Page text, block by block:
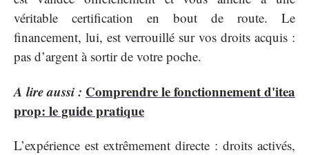
véritable certification en bout de route. Le
financement, lui, est verrouillé sur vos droits acquis :
pas d’argent à sortir de votre poche.
A lire aussi : Comprendre le fonctionnement d'itea
prop: le guide pratique
L’expérience est extrêmement directe : droits activés,